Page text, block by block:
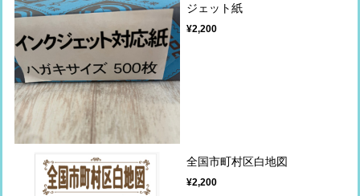
ジェット紙
¥2,200
全国市町村区白地図
¥2,200